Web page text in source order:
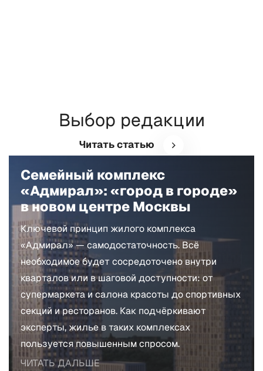
Выбор редакции
Читать статью
Семейный комплекс
«Адмирал»: «город в городе»
в новом центре Москвы
Ключевой принцип жилого комплекса
«Адмирал» — самодостаточность. Всё
необходимое будет сосредоточено внутри
кварталов или в шаговой доступности: от
супермаркета и салона красоты до спортивных
секций и ресторанов. Как подчёркивают
эксперты, жилье в таких комплексах
пользуется повышенным спросом.
ЧИТАТЬ ДАЛЬШЕ